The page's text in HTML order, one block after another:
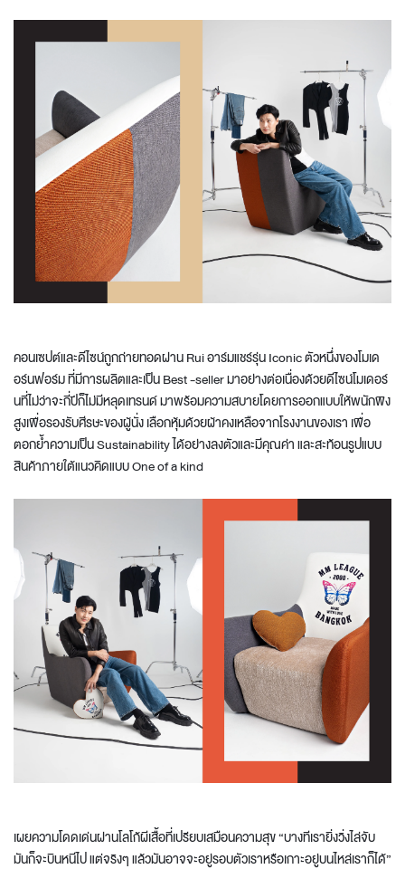
คอนเซปต์และดีไซน์ถูกถ่ายทอดผ่าน Rui อาร์มแชร์รุ่น Iconic ตัวหนึ่งของโมเด
อร์นฟอร์ม ที่มีการผลิตและเป็น Best -seller มาอย่างต่อเนื่องด้วยดีไซน์โมเดอร์
นที่ไม่ว่าจะกี่ปีก็ไม่มีหลุดเทรนด์ มาพร้อมความสบายโดยการออกแบบให้พนักพิง
สูงเพื่อรองรับศีรษะของผู้นั่ง เลือกหุ้มด้วยผ้าคงเหลือจากโรงงานของเรา เพื่อ
ตอกย้ำความเป็น Sustainability ได้อย่างลงตัวและมีคุณค่า และสะท้อนรูปแบบ
สินค้าภายใต้แนวคิดแบบ One of a kind
เผยความโดดเด่นผ่านโลโก้ผีเสื้อที่เปรียบเสมือนความสุข “บางทีเรายิ่งวิ่งไล่จับ
มันก็จะบินหนีไป แต่จริงๆ แล้วมันอาจจะอยู่รอบตัวเราหรือเกาะอยู่บนไหล่เราก็ได้”